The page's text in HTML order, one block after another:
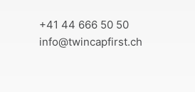
+41 44 666 50 50
info@twincapfirst.ch